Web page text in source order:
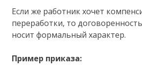
Если же работник хочет
переработки, то
носит формальный характер.
Пример приказа: